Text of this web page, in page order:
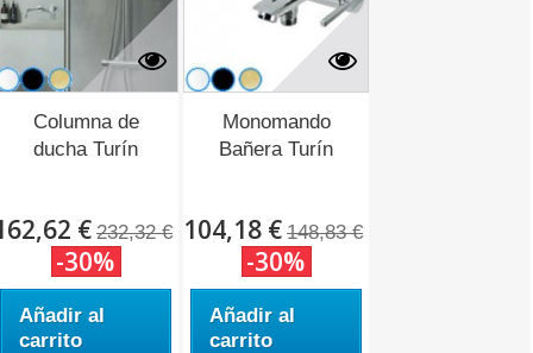
Columna de
ducha Turín
€ 232,32 €
-30%
Añadir al
carrito
Monomando
Bañera Turín
104,18 € 148,83 €
-30%
Añadir al
carrito